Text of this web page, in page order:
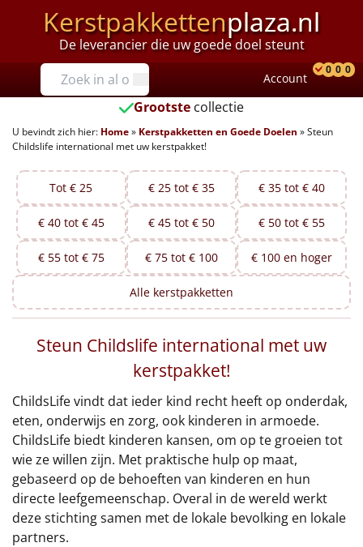
Kerstpakkettenplaza.nl
De leverancier die uw goede doel steunt
Prijzen
Tot €25
€25 tot €35
€35 tot €40
€40 tot €45
€45 tot €50
€50 tot €55
€100 en hoger
Alle kerstpakketten 2026
Thema
Origineel
Account
0 0 0
Grootste collectie
U bevindt zich hier: Home» Kerstpakketten en Goede Doelen »Steun
Childslife international met uw kerstpakket!
Tot € 25 € 25 tot € 35 € 35 tot € 40
€ 40 tot € 45 € 45 tot € 50 € 50 tot € 55
€ 55 tot € 75 € 75 tot € 100 € 100 en hoger
Alle kerstpakketten
Steun Childslife international met uw
kerstpakket!
ChildsLife vindt dat ieder kind recht heeft op onderdak,
eten, onderwijs en zorg, ook kinderen in armoede.
ChildsLife biedt kinderen kansen, om op te groeien tot
wie ze willen zijn. Met praktische hulp op maat,
gebaseerd op de behoeften van kinderen en hun
directe leefgemeenschap. Overal in de wereld werkt
deze stichting samen met de lokale bevolking en lokale
partners.